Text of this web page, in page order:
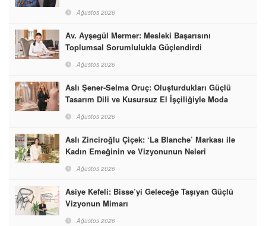
Ağustos 2026
Av. Ayşegül Mermer: Mesleki Başarısını
Toplumsal Sorumlulukla Güçlendirdi
Ağustos 2026
Aslı Şener-Selma Oruç: Oluşturdukları Güçlü
Tasarım Dili ve Kusursuz El İşçiliğiyle Moda
Dünyasına İmzalarını Attılar
Ağustos 2026
Aslı Zinciroğlu Çiçek: ‘La Blanche’ Markası ile
Kadın Emeğinin ve Vizyonunun Neleri
Başarabileceğinin En Güzel Örneğini Sunuyor
Ağustos 2026
Asiye Kefeli: Bisse’yi Geleceğe Taşıyan Güçlü
Vizyonun Mimarı
Ağustos 2026